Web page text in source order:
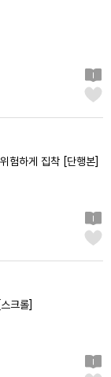
험하게 집착 [단행본]
크롤]